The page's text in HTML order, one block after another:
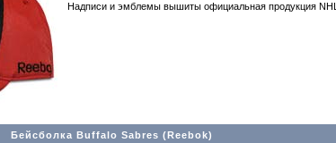
Надписи и эмблемы вышиты официальная прoдукция NHL
Бейсболка Buffalo Sabres (Reebok)